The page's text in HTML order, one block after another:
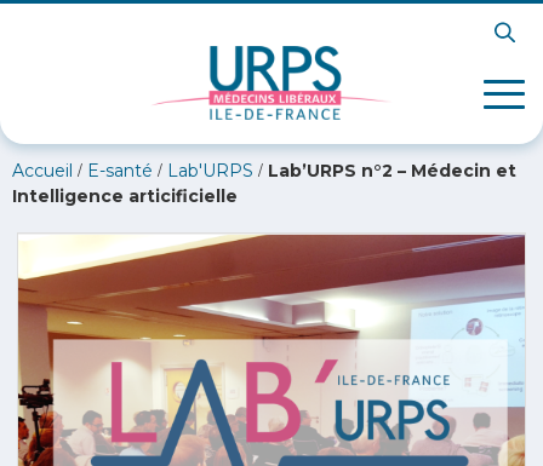
Accueil / E-santé / Lab'URPS / Lab’URPS n°2 – Médecin et
Intelligence articificielle